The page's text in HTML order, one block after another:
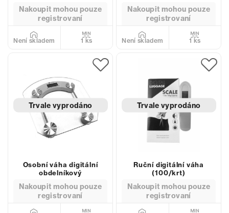
Nakoupit mohou pouze
registrovaní
Není skladem 1 ks
Nakoupit mohou pouze
registrovaní
Není skladem 1 ks
Trvale vyprodáno
Osobní váha digitální
obdelníkový
Nakoupit mohou pouze
registrovaní
Trvale vyprodáno
Ruční digitální váha
(100/krt)
Nakoupit mohou pouze
registrovaní